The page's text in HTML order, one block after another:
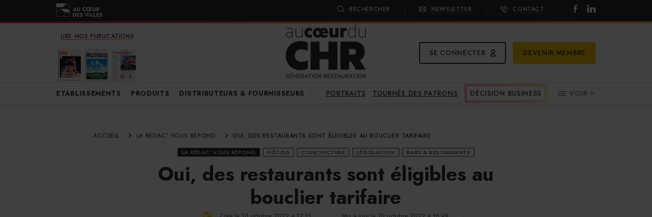
RECHERCHER NEWSLETTER CONTACT
LIRE NOS PUBLICATIONS
SE CONNECTER DEVENIR MEMBRE
ETABLISSEMENTS PRODUITS DISTRIBUTEURS & FOURNISSEURS PORTRAITS TOURNÉE DES PATRONS DÉCISION BUSINESS VOIR
ACCUEIL LA RÉDAC' VOUS RÉPOND OUI, DES RESTAURANTS SONT ÉLIGIBLES AU BOUCLIER TARIFAIRE
LA RÉDAC' VOUS RÉPOND HÔTELS CONJONCTURE LÉGISLATION BARS & RESTAURANTS
Oui, des restaurants sont éligibles au
bouclier tarifaire